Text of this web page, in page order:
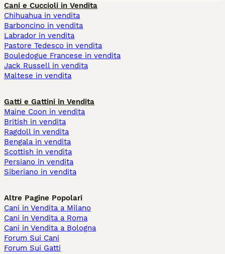
Cani e Cuccioli in Vendita
Chihuahua in vendita
Barboncino in vendita
Labrador in vendita
Pastore Tedesco in vendita
Bouledogue Francese in vendita
Jack Russell in vendita
Maltese in vendita
Gatti e Gattini in Vendita
Maine Coon in vendita
British in vendita
Ragdoll in vendita
Bengala in vendita
Scottish in vendita
Persiano in vendita
Siberiano in vendita
Altre Pagine Popolari
Cani in Vendita a Milano
Cani in Vendita a Roma
Cani in Vendita a Bologna
Forum Sui Cani
Forum Sui Gatti